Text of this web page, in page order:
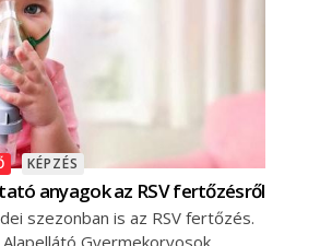
KÉPZÉS
anyagok az RSV fertőzésről
szezonban is az RSV fertőzés.